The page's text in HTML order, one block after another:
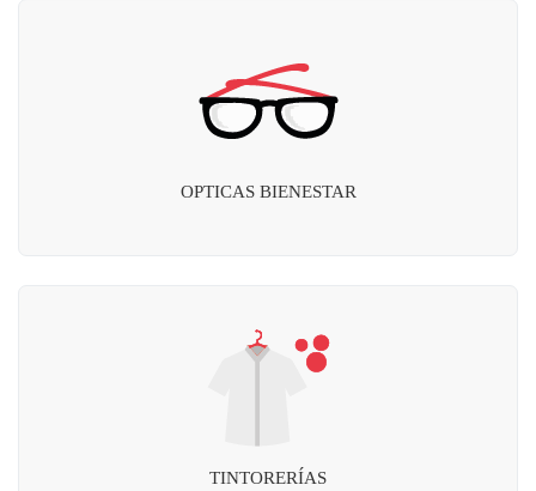
OPTICAS BIENESTAR
TINTORERÍAS